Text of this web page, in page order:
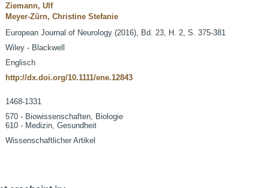
Ziemann, Ulf
Meyer-Zürn, Christine Stefanie
European Journal of Neurology (2016), Bd. 23, H. 2, S. 375-381
Wiley - Blackwell
Englisch
http://dx.doi.org/10.1111/ene.12843
1468-1331
570 - Biowissenschaften, Biologie
610 - Medizin, Gesundheit
Wissenschaftlicher Artikel